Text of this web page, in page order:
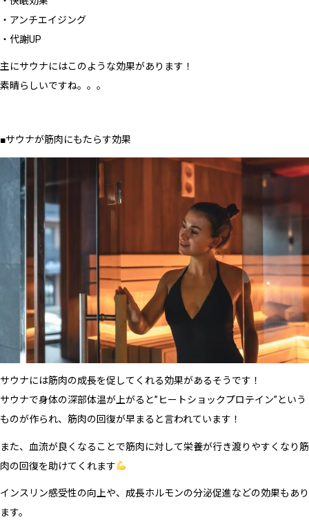
・アンチエイジング
・代謝UP
主にサウナにはこのような効果があります！
素晴らしいですね。。。
■サウナが筋肉にもたらす効果
サウナには筋肉の成長を促してくれる効果があるそうです！
サウナで身体の深部体温が上がると”ヒートショックプロテイン”という
ものが作られ、筋肉の回復が早まると言われています！
また、血流が良くなることで筋肉に対して栄養が行き渡りやすくなり筋
肉の回復を助けてくれます
インスリン感受性の向上や、成長ホルモンの分泌促進などの効果もあり
ます。